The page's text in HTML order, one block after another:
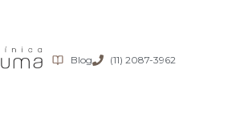
Blog (11) 2087-3962